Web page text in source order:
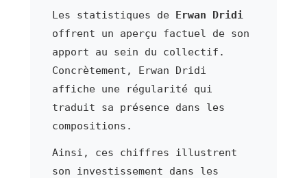
Les statistiques de Erwan Dridi
offrent un aperçu factuel de son
apport au sein du collectif.
Concrètement, Erwan Dridi
affiche une régularité qui
traduit sa présence dans les
compositions.
Ainsi, ces chiffres illustrent
son investissement dans les